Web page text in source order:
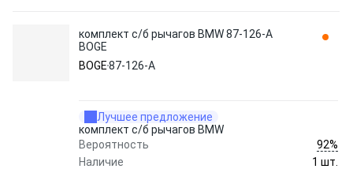
комплект с/б рычагов BMW 87-126-A
BOGE
BOGE87-126-A
Лучшее предложение
комплект с/б рычагов BMW
Вероятность
92%
Наличие
1 шт.